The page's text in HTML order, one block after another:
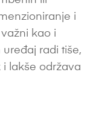
i
kao i
radi tiše,
lakše održava